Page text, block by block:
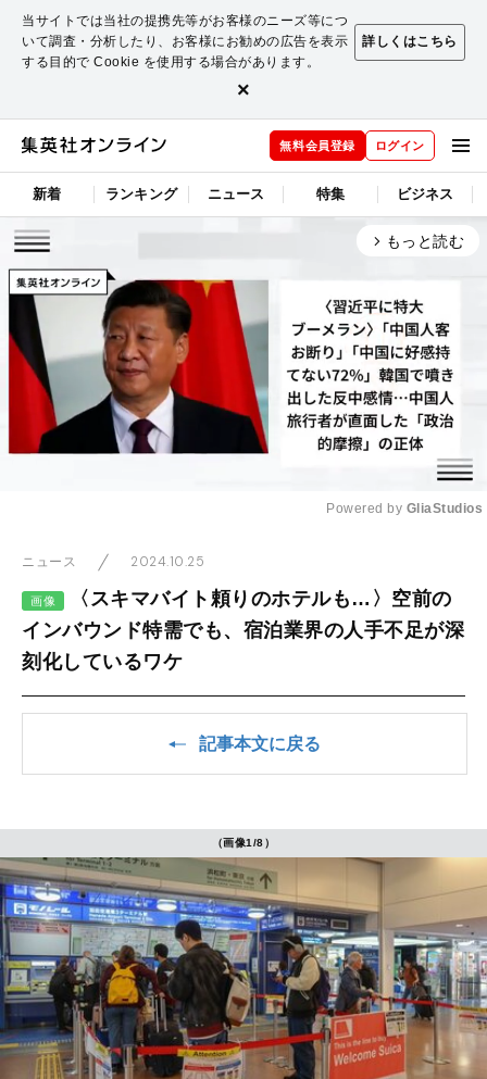
当サイトでは当社の提携先等がお客様のニーズ等につ
いて調査・分析したり、お客様にお勧めの広告を表示
する目的で Cookie を使用する場合があります。
詳しくはこちら
×
無料会員登録 ログイン
新着 ランキング ニュース 特集 ビジネス
arrow_forward_ios もっと読む
Powered by GliaStudios
ニュース 2024.10.25
画像
〈スキマバイト頼りのホテルも…〉空前の
インバウンド特需でも、宿泊業界の人手不足が深
刻化しているワケ
記事本文に戻る
（画像1/8）